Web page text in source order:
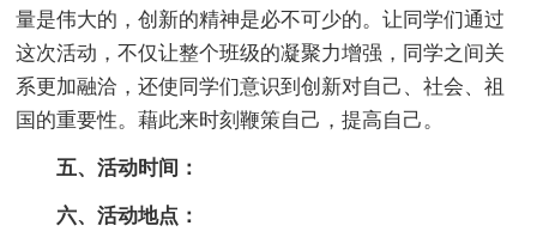
量是伟大的，创新的精神是必不可少的。让同学们通过
这次活动，不仅让整个班级的凝聚力增强，同学之间关
系更加融洽，还使同学们意识到创新对自己、社会、祖
国的重要性。藉此来时刻鞭策自己，提高自己。
五、活动时间：
六、活动地点：